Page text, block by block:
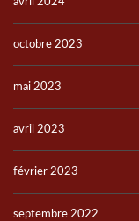
octobre 2023
mai 2023
avril 2023
février 2023
septembre 2022